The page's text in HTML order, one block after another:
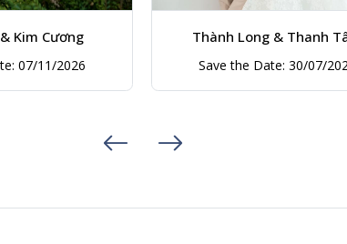
Thanh Tâm
30/07/2026
Thành Công & Hoàng
Save the Date: 26/07/